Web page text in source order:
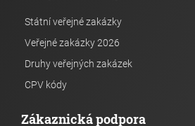
Státní veřejné zakázky
Veřejné zakázky 2026
Druhy veřejných zakázek
CPV kódy
Zákaznická podpora